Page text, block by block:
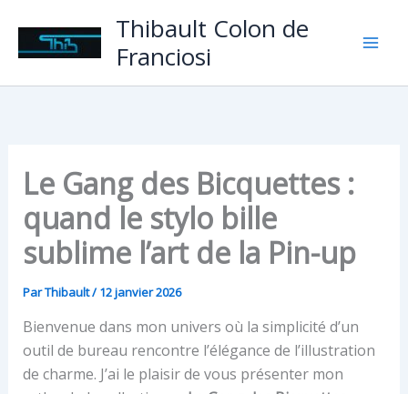
contenu
Thibault Colon de
Franciosi
Le Gang des Bicquettes :
quand le stylo bille
sublime l’art de la Pin-up
ParThibault/12 janvier 2026
Bienvenue dans mon univers où la simplicité d’un
outil de bureau rencontre l’élégance de l’illustration
de charme. J’ai le plaisir de vous présenter mon